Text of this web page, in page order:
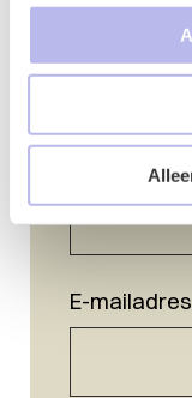
E-mailadres